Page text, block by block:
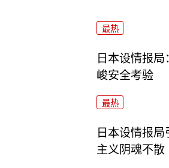
最热
日本设情报
峻安全考验
最热
日本设情报局
主义阴魂不散